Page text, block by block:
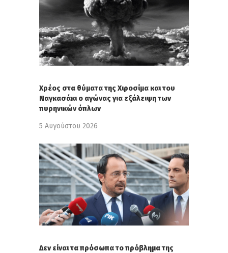
Χρέος στα θύματα της Χιροσίμα και του
Ναγκασάκι ο αγώνας για εξάλειψη των
πυρηνικών όπλων
5 Αυγούστου 2026
Δεν είναι τα πρόσωπα το πρόβλημα της